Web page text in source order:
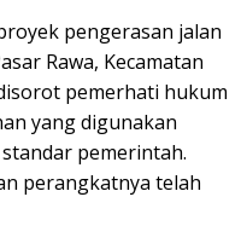
pengerasan jalan
Rawa, Kecamatan
pemerhati hukum
yang digunakan
pemerintah.
perangkatnya telah